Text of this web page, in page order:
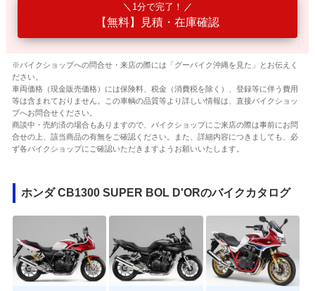
1分で完了！
【無料】見積・在庫確認
※バイクショップへの問合せ・来店の際には「グーバイク沖縄を見た」とお伝えく
ださい。
車両価格（現金販売価格）には保険料、税金（消費税を除く）、登録等に伴う費用
等は含まれておりません。この車輌の品質等より詳しい情報は、直接バイクショッ
プへお問合せください。
商談中・売約済の場合もありますので、バイクショップにご来店の際は事前にお問
合せの上、該当商品の有無をご確認ください。また、詳細内容につきましても、必
ず各バイクショップにご確認いただきますようお願いいたします。
ホンダ CB1300 SUPER BOL D'ORのバイクカタログ